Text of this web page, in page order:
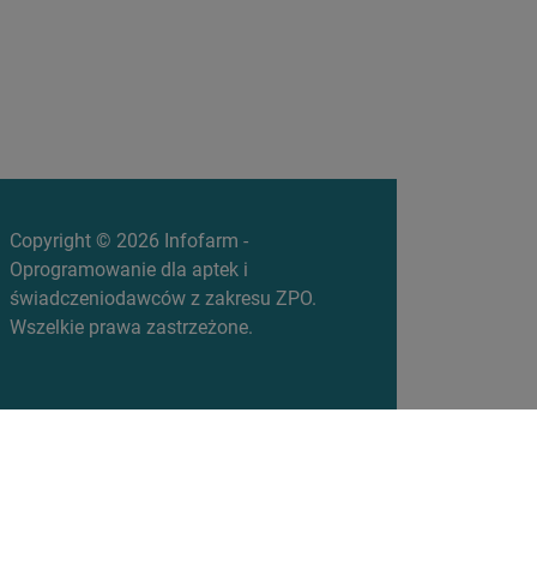
Copyright © 2026 Infofarm -
Oprogramowanie dla aptek i
świadczeniodawców z zakresu ZPO.
Wszelkie prawa zastrzeżone.